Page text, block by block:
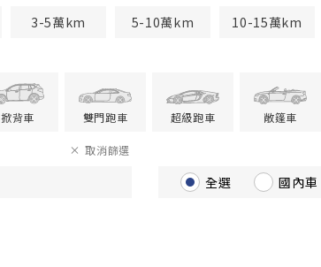
3-5萬km 5-10萬km
10-15萬km
掀背車 雙門跑車 超級跑車 敞篷車
取消篩選
全選 國內車